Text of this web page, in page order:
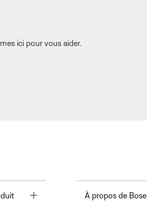
ici pour vous aider.
À propos de Bose